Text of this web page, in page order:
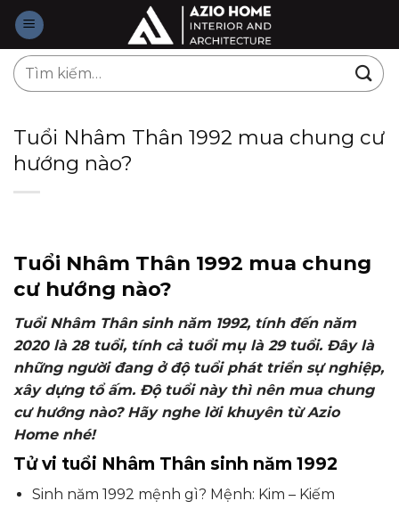
Skip
content
Tìm
kiếm:
Tuổi Nhâm Thân 1992 mua chung cư
hướng nào?
Tuổi Nhâm Thân 1992 mua chung
cư hướng nào?
Tuổi Nhâm Thân sinh năm 1992, tính đến năm
2020 là 28 tuổi, tính cả tuổi mụ là 29 tuổi. Đây là
những người đang ở độ tuổi phát triển sự nghiệp,
xây dựng tổ ấm. Độ tuổi này thì nên mua chung
cư hướng nào? Hãy nghe lời khuyên từ Azio
Home nhé!
Tử vi tuổi Nhâm Thân sinh năm 1992
Sinh năm 1992 mệnh gì? Mệnh: Kim – Kiếm